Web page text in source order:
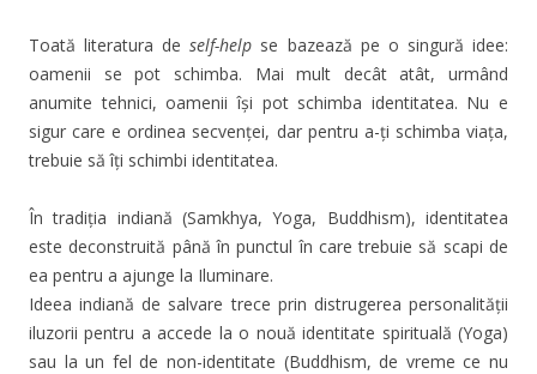
Toată literatura deself-help se bazează pe o singură idee:
oamenii se pot schimba. Mai mult decât atât, urmând
anumite tehnici, oamenii își pot schimba identitatea. Nu e
sigur care e ordinea secvenței, dar pentru a-ți schimba viața,
trebuie să îți schimbi identitatea.
În tradiția indiană (Samkhya, Yoga, Buddhism), identitatea
este deconstruită până în punctul în care trebuie să scapi de
ea pentru a ajunge la Iluminare.
Ideea indiană de salvare trece prin distrugerea personalității
iluzorii pentru a accede la o nouă identitate spirituală (Yoga)
sau la un fel de non-identitate (Buddhism, de vreme ce nu